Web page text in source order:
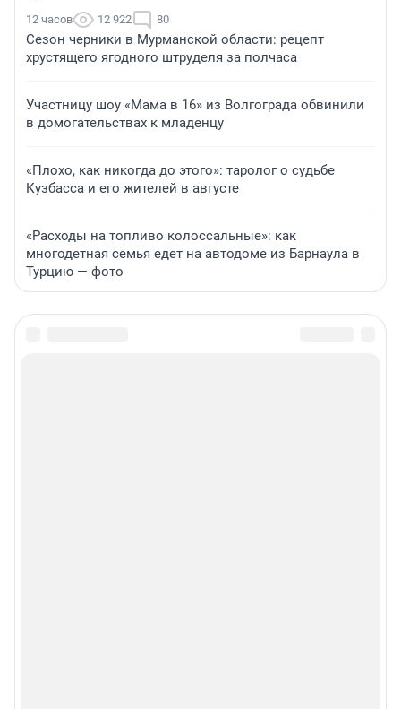
12 часов 12 922 80
Сезон черники в Мурманской области: рецепт
хрустящего ягодного штруделя за полчаса
Участницу шоу «Мама в 16» из Волгограда обвинили
в домогательствах к младенцу
«Плохо, как никогда до этого»: таролог о судьбе
Кузбасса и его жителей в августе
«Расходы на топливо колоссальные»: как
многодетная семья едет на автодоме из Барнаула в
Турцию — фото